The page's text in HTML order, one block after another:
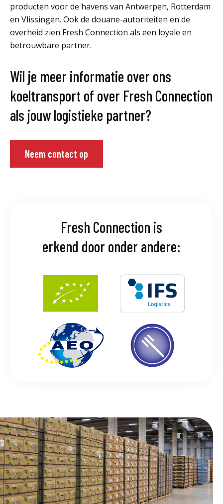
producten voor de havens van Antwerpen, Rotterdam
en Vlissingen. Ook de douane-autoriteiten en de
overheid zien Fresh Connection als een loyale en
betrouwbare partner.
Wil je meer informatie over ons
koeltransport of over Fresh Connection
als jouw logistieke partner?
Neem contact op
Fresh Connection is
erkend door onder andere: